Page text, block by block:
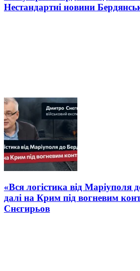
Нестандартні новини
«Вся логістика від Маріуполя
далі на Крим під вогневим
Снєгирьов